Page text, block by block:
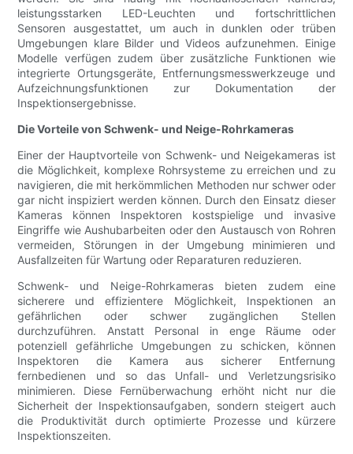
leistungsstarken LED-Leuchten und fortschrittlichen
Sensoren ausgestattet, um auch in dunklen oder trüben
Umgebungen klare Bilder und Videos aufzunehmen. Einige
Modelle verfügen zudem über zusätzliche Funktionen wie
integrierte Ortungsgeräte, Entfernungsmesswerkzeuge und
Aufzeichnungsfunktionen zur Dokumentation der
Inspektionsergebnisse.
Die Vorteile von Schwenk- und Neige-Rohrkameras
Einer der Hauptvorteile von Schwenk- und Neigekameras ist
die Möglichkeit, komplexe Rohrsysteme zu erreichen und zu
navigieren, die mit herkömmlichen Methoden nur schwer oder
gar nicht inspiziert werden können. Durch den Einsatz dieser
Kameras können Inspektoren kostspielige und invasive
Eingriffe wie Aushubarbeiten oder den Austausch von Rohren
vermeiden, Störungen in der Umgebung minimieren und
Ausfallzeiten für Wartung oder Reparaturen reduzieren.
Schwenk- und Neige-Rohrkameras bieten zudem eine
sicherere und effizientere Möglichkeit, Inspektionen an
gefährlichen oder schwer zugänglichen Stellen
durchzuführen. Anstatt Personal in enge Räume oder
potenziell gefährliche Umgebungen zu schicken, können
Inspektoren die Kamera aus sicherer Entfernung
fernbedienen und so das Unfall- und Verletzungsrisiko
minimieren. Diese Fernüberwachung erhöht nicht nur die
Sicherheit der Inspektionsaufgaben, sondern steigert auch
die Produktivität durch optimierte Prozesse und kürzere
Inspektionszeiten.